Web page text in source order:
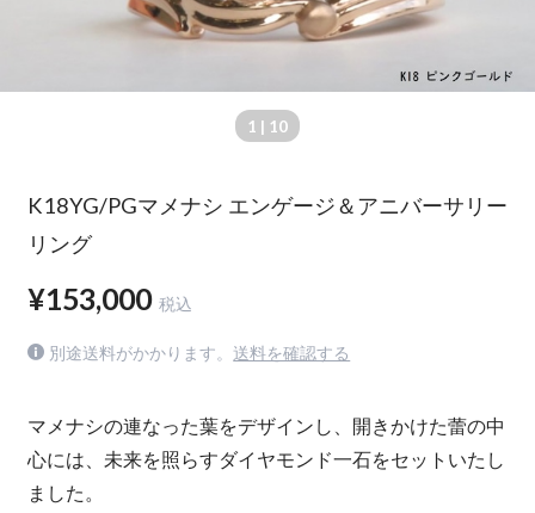
1 | 10
K18YG/PGマメナシ エンゲージ＆アニバーサリー
リング
¥153,000 税込
別途送料がかかります。 送料を確認する
マメナシの連なった葉をデザインし、開きかけた蕾の中
心には、未来を照らすダイヤモンド一石をセットいたし
ました。